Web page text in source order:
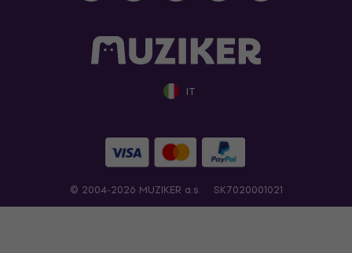
IT
© 2004-2026 MUZIKER a.s. SK7020001021